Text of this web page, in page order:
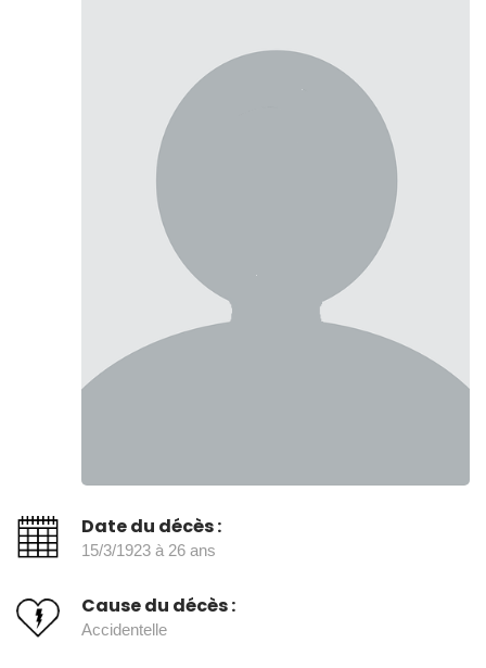
Date du décès :
15/3/1923 à 26 ans
Cause du décès :
Accidentelle